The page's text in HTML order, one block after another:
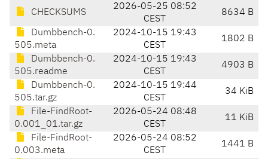
CHECKSUMS
2026-05-25 08:52
CEST
8634 B
Dumbbench-0.
505.meta
2024-10-15 19:43
CEST
1802 B
Dumbbench-0.
505.readme
2024-10-15 19:43
CEST
4903 B
Dumbbench-0.
505.tar.gz
2024-10-15 19:44
CEST
34 KiB
File-FindRoot-
0.001_01.tar.gz
2026-05-24 08:48
CEST
11 KiB
File-FindRoot-
0.003.meta
2026-05-24 08:52
CEST
1441 B